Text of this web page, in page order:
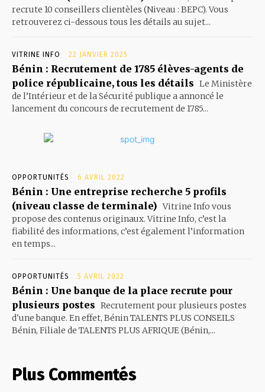
recrute 10 conseillers clientèles (Niveau : BEPC). Vous
retrouverez ci-dessous tous les détails au sujet...
VITRINE INFO 22 JANVIER 2025
Bénin : Recrutement de 1785 élèves-agents de
police républicaine, tous les détails Le Ministère
de l’Intérieur et de la Sécurité publique a annoncé le
lancement du concours de recrutement de 1785...
OPPORTUNITÉS 6 AVRIL 2022
Bénin : Une entreprise recherche 5 profils
(niveau classe de terminale) Vitrine Info vous
propose des contenus originaux. Vitrine Info, c’est la
fiabilité des informations, c’est également l’information
en temps...
OPPORTUNITÉS 5 AVRIL 2022
Bénin : Une banque de la place recrute pour
plusieurs postes Recrutement pour plusieurs postes
d'une banque. En effet, Bénin TALENTS PLUS CONSEILS
Bénin, Filiale de TALENTS PLUS AFRIQUE (Bénin,...
Plus Commentés